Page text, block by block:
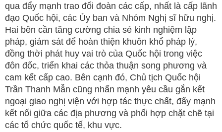
qua đẩy mạnh trao đổi đoàn các cấp, nhất là cấp lãnh
đạo Quốc hội, các Ủy ban và Nhóm Nghị sĩ hữu nghị.
Hai bên cần tăng cường chia sẻ kinh nghiệm lập
pháp, giám sát để hoàn thiện khuôn khổ pháp lý,
đồng thời phát huy vai trò của Quốc hội trong việc
đôn đốc, triển khai các thỏa thuận song phương và
cam kết cấp cao. Bên cạnh đó, Chủ tịch Quốc hội
Trần Thanh Mẫn cũng nhấn mạnh yêu cầu gắn kết
ngoại giao nghị viện với hợp tác thực chất, đẩy mạnh
kết nối giữa các địa phương và phối hợp chặt chẽ tại
các tổ chức quốc tế, khu vực.